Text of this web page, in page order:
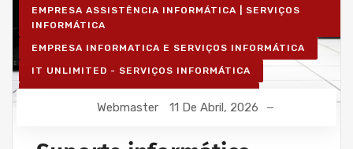
EMPRESA ASSISTÊNCIA INFORMÁTICA | SERVIÇOS
INFORMÁTICA
EMPRESA INFORMATICA E SERVIÇOS INFORMÁTICA
IT UNLIMITED - SERVIÇOS INFORMÁTICA
PROJETOS CABLAGEM E REDES INFORMÁTICA
Webmaster 11 De Abril, 2026